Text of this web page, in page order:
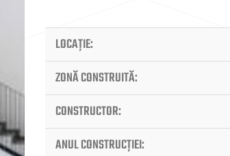
LOCAŢIE:
ZONĂ CONSTRUITĂ:
CONSTRUCTOR:
ANUL CONSTRUCȚIEI: